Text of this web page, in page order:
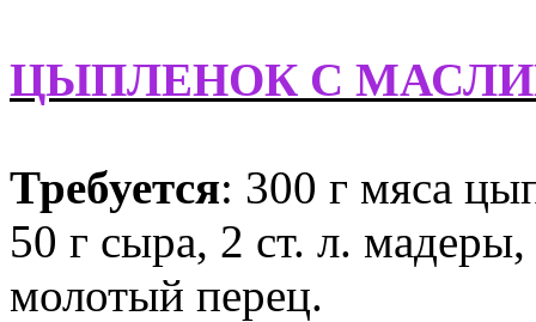
ЦЫПЛЕНОК С
Требуется: 300 г мяса
50 г сыра, 2 ст. л.
молотый перец.